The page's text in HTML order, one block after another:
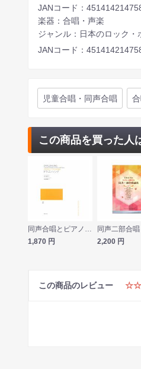
JANコード：
楽器：合唱・声楽
ジャンル：日本のロック・
JANコード：
児童合唱・同声合唱
この商品を買った人
同声合唱とピアノのための組曲 ドラゴンソング 音楽之友社
1,870 円
2,200 円
この商品のレビュー